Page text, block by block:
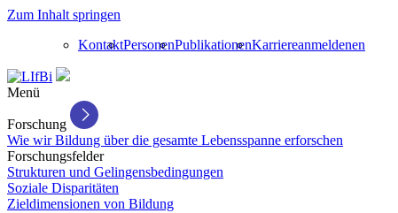
Zum Inhalt springen
KontaktPersonenPublikationenKarriereanmeldenen
Menü
Forschung
Wie wir Bildung über die gesamte Lebensspanne erforschen
Forschungsfelder
Strukturen und Gelingensbedingungen
Soziale Disparitäten
Zieldimensionen von Bildung